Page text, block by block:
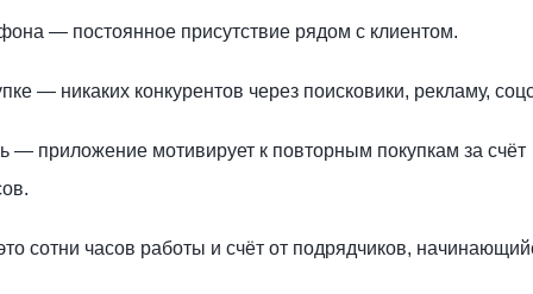
— постоянное присутствие рядом с клиентом.
— никаких конкурентов через поисковики, рекламу,
— приложение мотивирует к повторным покупкам за счёт
сотни часов работы и счёт от подрядчиков,